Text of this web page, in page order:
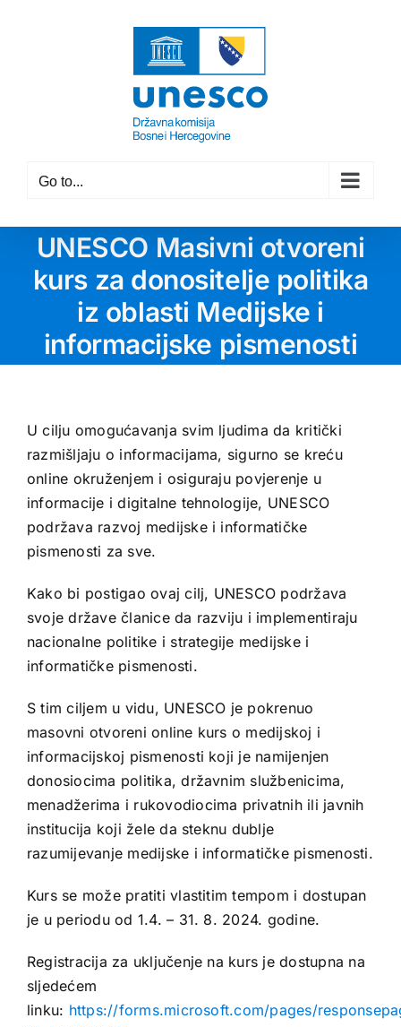
Go to...
UNESCO Masivni otvoreni
kurs za donositelje politika
iz oblasti Medijske i
informacijske pismenosti
U cilju omogućavanja svim ljudima da kritički
razmišljaju o informacijama, sigurno se kreću
online okruženjem i osiguraju povjerenje u
informacije i digitalne tehnologije, UNESCO
podržava razvoj medijske i informatičke
pismenosti za sve.
Kako bi postigao ovaj cilj, UNESCO podržava
svoje države članice da razviju i implementiraju
nacionalne politike i strategije medijske i
informatičke pismenosti.
S tim ciljem u vidu, UNESCO je pokrenuo
masovni otvoreni online kurs o medijskoj i
informacijskoj pismenosti koji je namijenjen
donosiocima politika, državnim službenicima,
menadžerima i rukovodiocima privatnih ili javnih
institucija koji žele da steknu dublje
razumijevanje medijske i informatičke pismenosti.
Kurs se može pratiti vlastitim tempom i dostupan
je u periodu od 1.4. – 31. 8. 2024. godine.
Registracija za uključenje na kurs je dostupna na
sljedećem
linku: https://forms.microsoft.com/pages/